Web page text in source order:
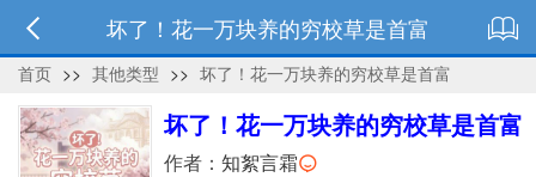
坏了！花一万块养的穷校草是首富
首页 >> 其他类型 >> 坏了！花一万块养的穷校草是首富
坏了！花一万块养的穷校草是首富
作者： 知絮言霜